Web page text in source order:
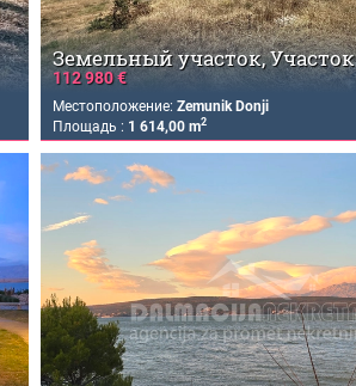
Земельный участок, Участок
112 980 €
Местоположение: Zemunik Donji
Площадь : 1 614,00 m2